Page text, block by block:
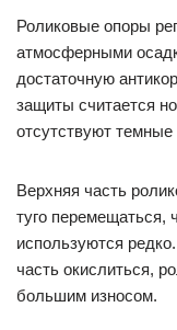
Роликовые опоры
атмосферными
достаточную
защиты считается
отсутствуют темные
Верхняя часть
туго перемещаться,
используются
часть окислиться,
большим износом.